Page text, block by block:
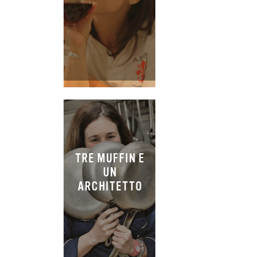
TRE MUFFIN E
UN
ARCHITETTO